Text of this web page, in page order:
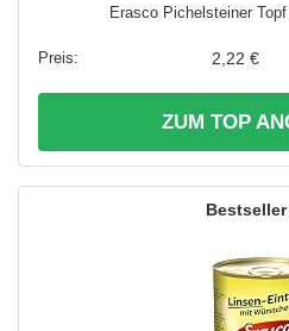
Erasco Pichelsteiner
2,22 €
ZUM TOP